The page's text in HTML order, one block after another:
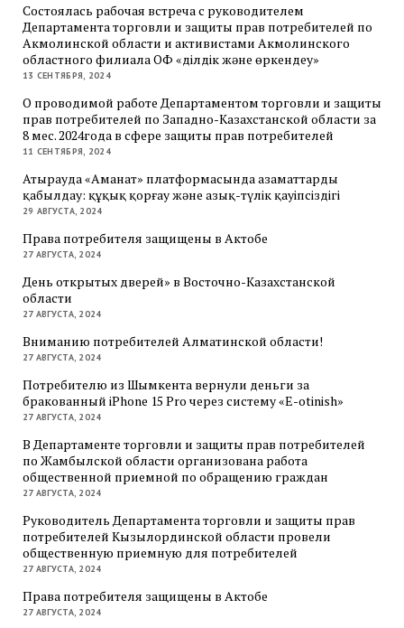
Состоялась рабочая встреча с руководителем
Департамента торговли и защиты прав потребителей по
Акмолинской области и активистами Акмолинского
областного филиала ОФ «Әділдік және өркендеу»
13 СЕНТЯБРЯ, 2024
О проводимой работе Департаментом торговли и защиты
прав потребителей по Западно-Казахстанской области за
8 мес. 2024года в сфере защиты прав потребителей
11 СЕНТЯБРЯ, 2024
Атырауда «Аманат» платформасында азаматтарды
қабылдау: құқық қорғау және азық-түлік қауіпсіздігі
29 АВГУСТА, 2024
Права потребителя защищены в Актобе
27 АВГУСТА, 2024
День открытых дверей» в Восточно-Казахстанской
области
27 АВГУСТА, 2024
Вниманию потребителей Алматинской области!
27 АВГУСТА, 2024
Потребителю из Шымкента вернули деньги за
бракованный iPhone 15 Pro через систему «E-otinish»
27 АВГУСТА, 2024
В Департаменте торговли и защиты прав потребителей
по Жамбылской области организована работа
общественной приемной по обращению граждан
27 АВГУСТА, 2024
Руководитель Департамента торговли и защиты прав
потребителей Кызылординской области провели
общественную приемную для потребителей
27 АВГУСТА, 2024
Права потребителя защищены в Актобе
27 АВГУСТА, 2024